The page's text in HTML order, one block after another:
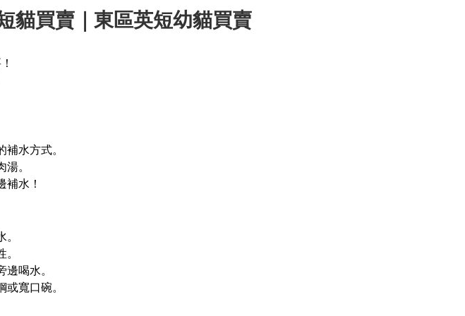
貓買賣｜東區英短幼貓買賣
水方式。
。
補水！
喝水。
寬口碗。